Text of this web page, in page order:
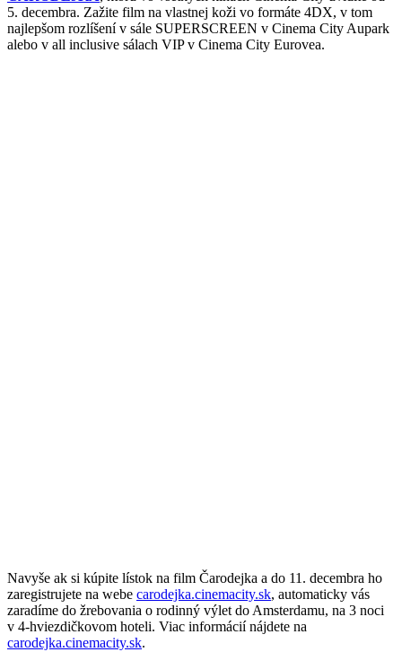
5. decembra. Zažite film na vlastnej koži vo formáte 4DX, v tom
najlepšom rozlíšení v sále SUPERSCREEN v Cinema City Aupark
alebo v all inclusive sálach VIP v Cinema City Eurovea.
Navyše ak si kúpite lístok na film Čarodejka a do 11. decembra ho
zaregistrujete na webe carodejka.cinemacity.sk, automaticky vás
zaradíme do žrebovania o rodinný výlet do Amsterdamu, na 3 noci
v 4-hviezdičkovom hoteli. Viac informácií nájdete na
carodejka.cinemacity.sk.